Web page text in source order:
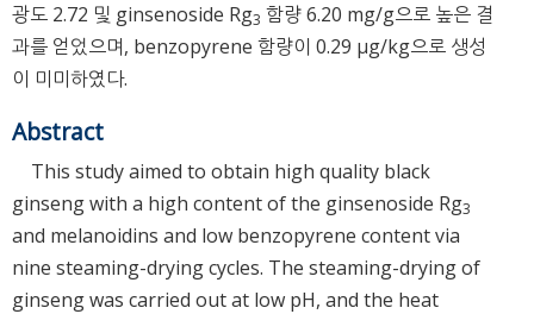
광도 2.72 및 ginsenoside Rg3 함량 6.20 mg/g으로 높은 결
과를 얻었으며, benzopyrene 함량이 0.29 μg/kg으로 생성
이 미미하였다.
Abstract
This study aimed to obtain high quality black
ginseng with a high content of the ginsenoside Rg3
and melanoidins and low benzopyrene content via
nine steaming-drying cycles. The steaming-drying of
ginseng was carried out at low pH, and the heat